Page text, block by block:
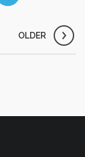
OLDER